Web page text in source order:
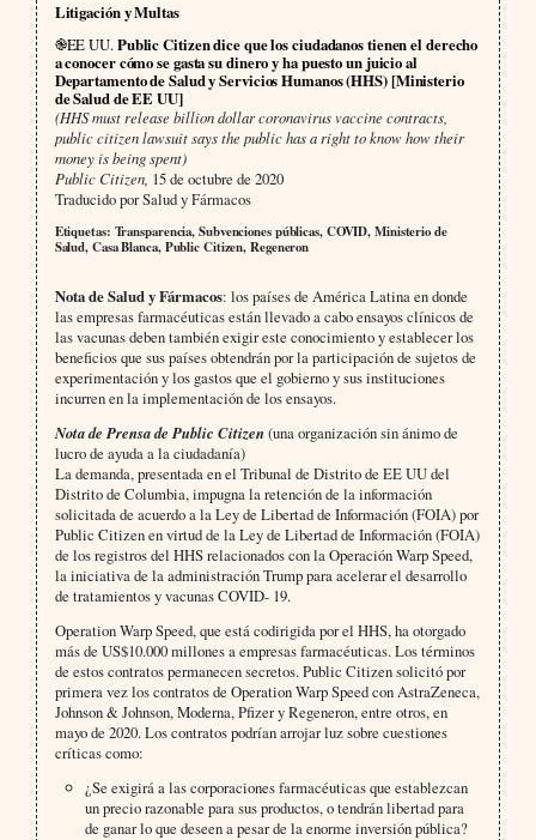
Litigación y Multas
֎EE UU.Public Citizen dice que los ciudadanos tienen el derecho
a conocer cómo se gasta su dinero y ha puesto un juicio al
Departamento de Salud y Servicios Humanos (HHS) [Ministerio
de Salud de EE UU]
(HHS must release billion dollar coronavirus vaccine contracts,
public citizen lawsuit says the public has a right to know how their
money is being spent)
Public Citizen, 15 de octubre de 2020
Traducido por Salud y Fármacos
Etiquetas: Transparencia, Subvenciones públicas, COVID, Ministerio de
Salud, Casa Blanca, Public Citizen, Regeneron
Nota de Salud y Fármacos: los países de América Latina en donde
las empresas farmacéuticas están llevado a cabo ensayos clínicos de
las vacunas deben también exigir este conocimiento y establecer los
beneficios que sus países obtendrán por la participación de sujetos de
experimentación y los gastos que el gobierno y sus instituciones
incurren en la implementación de los ensayos.
Nota de Prensa de Public Citizen (una organización sin ánimo de
lucro de ayuda a la ciudadanía)
La demanda, presentada en el Tribunal de Distrito de EE UU del
Distrito de Columbia, impugna la retención de la información
solicitada de acuerdo a la Ley de Libertad de Información (FOIA) por
Public Citizen en virtud de la Ley de Libertad de Información (FOIA)
de los registros del HHS relacionados con la Operación Warp Speed,
la iniciativa de la administración Trump para acelerar el desarrollo
de tratamientos y vacunas COVID- 19.
Operation Warp Speed, que está codirigida por el HHS, ha otorgado
más de US$10.000 millones a empresas farmacéuticas. Los términos
de estos contratos permanecen secretos. Public Citizen solicitó por
primera vez los contratos de Operation Warp Speed con AstraZeneca,
Johnson & Johnson, Moderna, Pfizer y Regeneron, entre otros, en
mayo de 2020. Los contratos podrían arrojar luz sobre cuestiones
críticas como:
¿Se exigirá a las corporaciones farmacéuticas que establezcan
un precio razonable para sus productos, o tendrán libertad para
de ganar lo que deseen a pesar de la enorme inversión pública?